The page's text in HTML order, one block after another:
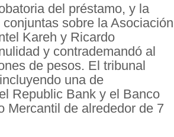
del préstamo, y la
sobre la Asociación
Kareh y Ricardo
y contrademandó al
de pesos. El tribunal
una de
Republic Bank y el Banco
Mercantil de alrededor de 7